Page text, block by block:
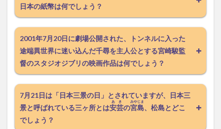
日本の紙幣は何でしょう？
2001年7月20日に劇場公開された、トンネルに入った
途端異世界に迷い込んだ千尋を主人公とする宮崎駿監
督のスタジオジブリの映画作品は何でしょう？
7月21日は「日本三景の日」とされていますが、日本三
景と呼ばれている三ヶ所とは安芸
あき
の宮島
みやじま
、松島とどこ
でしょう？